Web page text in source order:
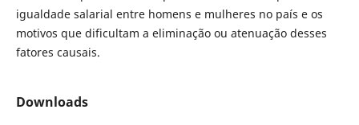
igualdade salarial entre homens e mulheres no país e os
motivos que dificultam a eliminação ou atenuação desses
fatores causais.
Downloads